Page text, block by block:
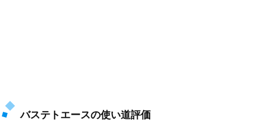
バステトエースの使い道評価